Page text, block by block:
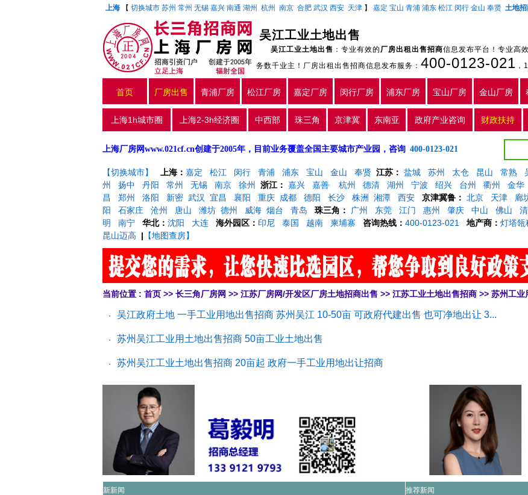
上海 【 切换城市 苏州 常州 无锡 嘉兴 南通 湖州 杭州 南京 合肥 武汉 西安 天津 】 嘉定 宝山 青浦 浦东 松江 闵行 金山 奉贤 土地
吴江工业土地出售
吴江工业土地出售 ：专业有效的厂房出租出售招商信息发布平台！专业高
务数千业主！厂房出租出售招商信息发布服务： 400-0123-021
首页 厂房出售 青浦厂房 松江厂房 嘉定厂房 闵行厂房 浦东厂房 宝山厂房 金山厂房
上海1h城市圈 上海2-3h经济圈 中西部 珠三角 京津冀 东南亚 政府产业咨询 财政扶持
上海厂房网www.021cf.cn创建于2005年，目前业务覆盖全国主要城市产业园，咨询 400-0123-021
【切换城市】 上海： 嘉定 松江 闵行 青浦 浦东 宝山 金山 奉贤 江苏： 盐城 苏州 太仓 昆山 常熟
州
扬中 丹阳 常州 无锡 南京 徐州 浙江： 嘉兴 嘉善 杭州 德清 湖州 宁波 绍兴 台州 衢州 金华
昌
郑州 洛阳 新密 武汉 宜昌 襄阳 重庆 成都 德阳 长沙 株洲 湘潭 西安 京津冀鲁： 北京 天津 廊
阳
石家庄 沧州 唐山 潍坊 德州 威海 烟台 青岛 珠三角： 广州 东莞 江门 惠州 肇庆 中山 佛山
明
南宁 华北： 沈阳 大连 海外园区： 印尼 泰国 越南 柬埔寨 咨询热线： 400-0123-021 地产商： 灯塔瓴
昆山迈高
| 【地图查房】
当前位置 : 首页 >> 长三角厂房网 >> 江苏厂房网/开发区厂房土地招商出售 >> 江苏工业土地出售招商 >> 苏州工业
· 吴江政府土地 一手工业用地出售招商 苏州吴江 10-50亩 可政府代建出售 也可净地出让 3...
· 苏州吴江工业用土地出售招商 50亩工业土地出售
· 苏州吴江工业土地出售招商 20亩起 政府一手工业用地出让招商
新新闻
推荐新闻